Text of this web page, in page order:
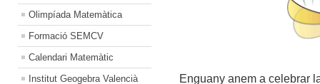
Olimpíada Matemàtica
Formació SEMCV
Calendari Matemàtic
Institut Geogebra Valencià
Enguany anem a celebrar